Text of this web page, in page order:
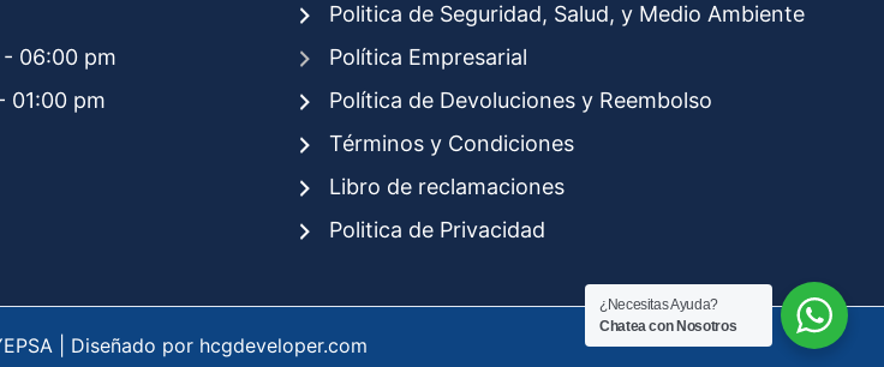
06:00 pm
01:00 pm
Politica de Seguridad, Salud, y Medio Ambiente
Política Empresarial
Política de Devoluciones y Reembolso
Términos y Condiciones
Libro de reclamaciones
Politica de Privacidad
| Diseñado por hcgdeveloper.com
¿Necesitas Ayuda?
Chatea con Nosotros